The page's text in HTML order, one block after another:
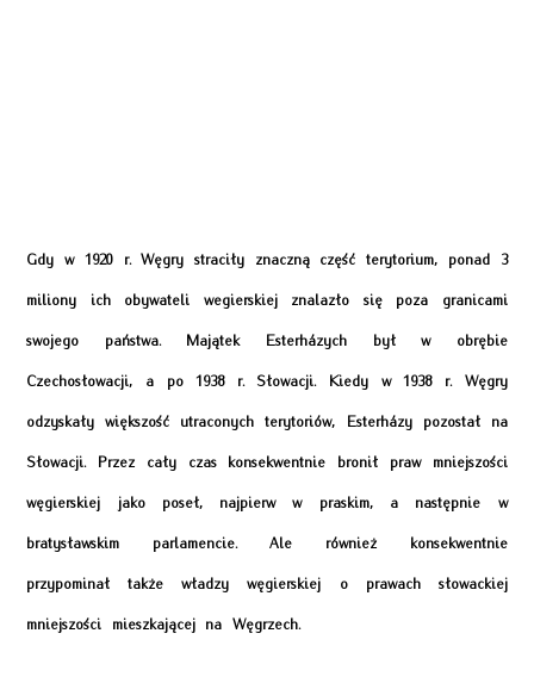
Gdy w 1920 r. Węgry straciły znaczną część terytorium, ponad 3
miliony ich obywateli wegierskiej znalazło się poza granicami
swojego państwa. Majątek Esterházych był w obrębie
Czechosłowacji, a po 1938 r. Słowacji. Kiedy w 1938 r. Węgry
odzyskały większość utraconych terytoriów, Esterházy pozostał na
Słowacji. Przez cały czas konsekwentnie bronił praw mniejszości
węgierskiej jako poseł, najpierw w praskim, a następnie w
bratysławskim parlamencie. Ale również konsekwentnie
przypominał także władzy węgierskiej o prawach słowackiej
mniejszości mieszkającej na Węgrzech.